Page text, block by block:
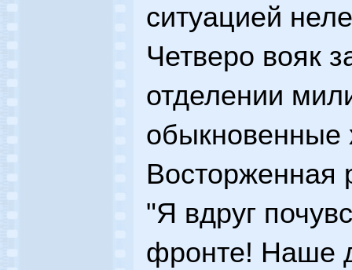
ситуацией
Четверо вояк
отделении
обыкновенные
Восторженная
"Я вдруг
фронте! Наше